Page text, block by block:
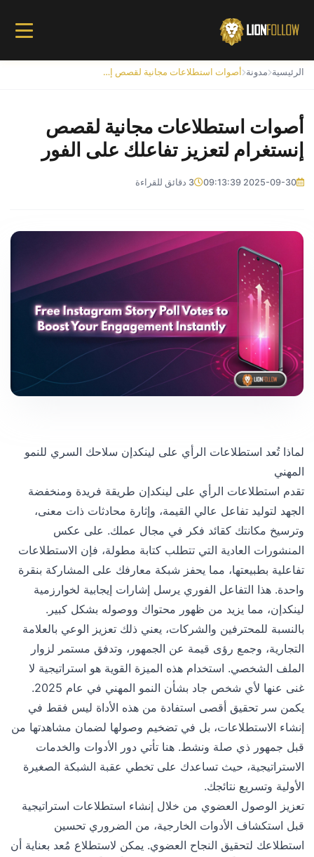
الرئيسية مدونة أصوات استطلاعات مجانية لقصص إنستغرام لتعزيز تفاعلك على الفور
أصوات استطلاعات مجانية لقصص
إنستغرام لتعزيز تفاعلك على الفور
2025-09-30 09:13:39 3 دقائق للقراءة
لماذا تُعد استطلاعات الرأي على لينكدإن سلاحك السري للنمو
المهني
تقدم استطلاعات الرأي على لينكدإن طريقة فريدة ومنخفضة
الجهد لتوليد تفاعل عالي القيمة، وإثارة محادثات ذات معنى،
وترسيخ مكانتك كقائد فكر في مجال عملك. على عكس
المنشورات العادية التي تتطلب كتابة مطولة، فإن الاستطلاعات
تفاعلية بطبيعتها، مما يحفز شبكة معارفك على المشاركة بنقرة
واحدة. هذا التفاعل الفوري يرسل إشارات إيجابية لخوارزمية
لينكدإن، مما يزيد من ظهور محتواك ووصوله بشكل كبير.
بالنسبة للمحترفين والشركات، يعني ذلك تعزيز الوعي بالعلامة
التجارية، وجمع رؤى قيمة عن الجمهور، وتدفق مستمر لزوار
الملف الشخصي. استخدام هذه الميزة القوية هو استراتيجية لا
غنى عنها لأي شخص جاد بشأن النمو المهني في عام 2025.
يكمن سر تحقيق أقصى استفادة من هذه الأداة ليس فقط في
إنشاء الاستطلاعات، بل في تضخيم وصولها لضمان مشاهدتها من
قبل جمهور ذي صلة ونشط. هنا تأتي دور الأدوات والخدمات
الاستراتيجية، حيث تساعدك على تخطي عقبة الشبكة الصغيرة
الأولية وتسريع نتائجك.
تعزيز الوصول العضوي من خلال إنشاء استطلاعات استراتيجية
قبل استكشاف الأدوات الخارجية، من الضروري تحسين
استطلاعك لتحقيق النجاح العضوي. يمكن لاستطلاع مُعد بعناية أن